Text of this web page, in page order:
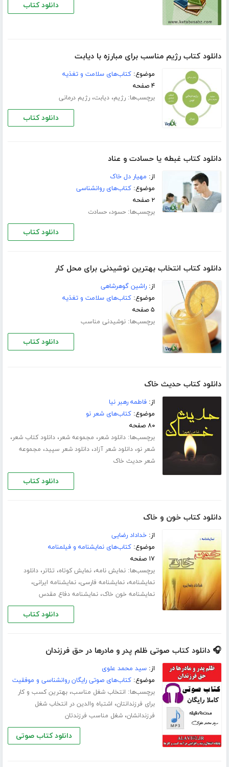
دانلود کتاب
دانلود کتاب رژیم مناسب برای مبارزه با دیابت
موضوع:کتاب‌های سلامت و تغذیه
۴ صفحه
برچسب‌ها:رژیم،دیابت،رژیم درمانی
دانلود کتاب
دانلود کتاب غبطه یا حسادت و عناد
از: مهیار دل خاک
موضوع:کتاب‌های روانشناسی
۲ صفحه
برچسب‌ها:حسود،حسادت
دانلود کتاب
دانلود کتاب انتخاب بهترین نوشیدنی برای محل کار
از:راشین گوهرشاهی
موضوع:کتاب‌های سلامت و تغذیه
۵ صفحه
برچسب‌ها:نوشیدنی مناسب
دانلود کتاب
دانلود کتاب حدیث خاک
از:فاطمه رهبر نیا
موضوع:کتاب‌های شعر نو
۸۰ صفحه
برچسب‌ها:دانلود شعر، مجموعه شعر،دانلود کتاب شعر،
شعر نو،دانلود شعر آزاد،دانلود شعر سپید، مجموعه
شعر حدیث خاک
دانلود کتاب
دانلود کتاب خون و خاک
از:خداداد رضایی
موضوع:کتاب‌های نمایشنامه و فیلمنامه
۱۷ صفحه
برچسب‌ها:نمایش نامه،نمایش کوتاه، تئاتر،دانلود
نمایشنامه،نمایشنامه فارسی،نمایشنامه ایرانی،
نمایشنامه خون خاک،نمایشنامه دفاع مقدس
دانلود کتاب
🎧 دانلود کتاب صوتی ظلم پدر و مادرها در حق فرزندان
از:سید محمد علوی
موضوع:کتاب‌های صوتی رایگان روانشناسی و موفقیت
برچسب‌ها: انتخاب شغل مناسب،بهترین کسب و کار
برای فرزندانتان، اشتباه والدین در انتخاب شغل
فرزندانشان،شغل مناسب فرزندتان
دانلود کتاب صوتی